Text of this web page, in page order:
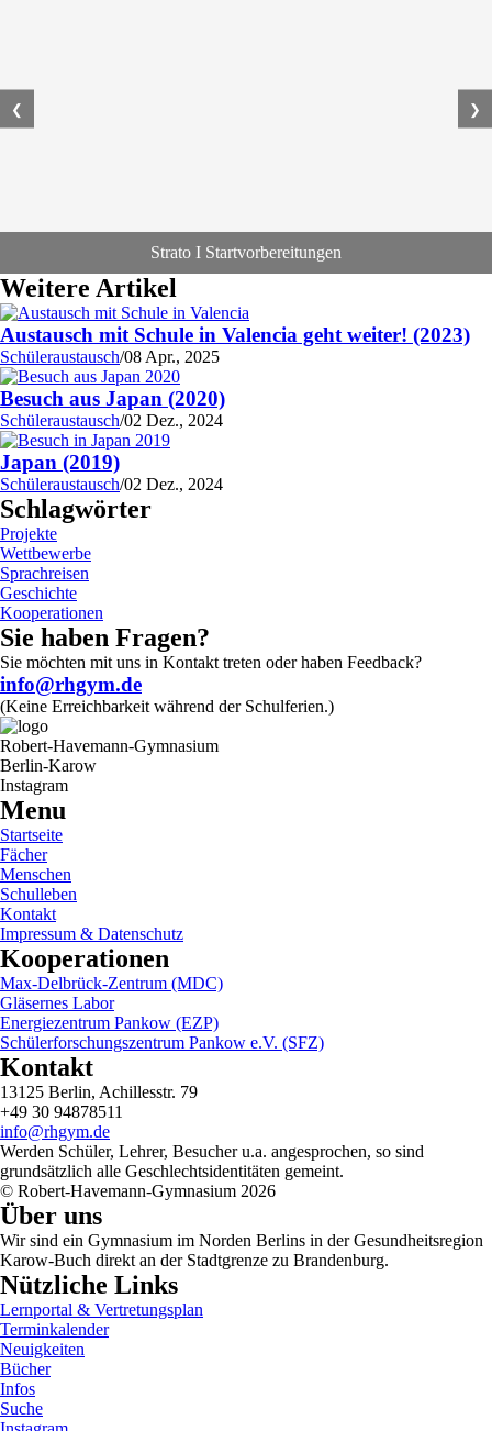
Strato I Startvorbereitungen
❮ ❯
Weitere Artikel
Austausch mit Schule in Valencia geht weiter! (2023)
Schüleraustausch/08 Apr., 2025
Besuch aus Japan (2020)
Schüleraustausch/02 Dez., 2024
Japan (2019)
Schüleraustausch/02 Dez., 2024
Schlagwörter
Projekte
Wettbewerbe
Sprachreisen
Geschichte
Kooperationen
Sie haben Fragen?
Sie möchten mit uns in Kontakt treten oder haben Feedback?
info@rhgym.de
(Keine Erreichbarkeit während der Schulferien.)
Robert-Havemann-Gymnasium
Berlin-Karow
Instagram
Menu
Startseite
Fächer
Menschen
Schulleben
Kontakt
Impressum & Datenschutz
Kooperationen
Max-Delbrück-Zentrum (MDC)
Gläsernes Labor
Energiezentrum Pankow (EZP)
Schülerforschungszentrum Pankow e.V. (SFZ)
Kontakt
13125 Berlin, Achillesstr. 79
+49 30 94878511
info@rhgym.de
Werden Schüler, Lehrer, Besucher u.a. angesprochen, so sind
grundsätzlich alle Geschlechtsidentitäten gemeint.
© Robert-Havemann-Gymnasium 2026
Über uns
Wir sind ein Gymnasium im Norden Berlins in der Gesundheitsregion
Karow-Buch direkt an der Stadtgrenze zu Brandenburg.
Nützliche Links
Lernportal & Vertretungsplan
Terminkalender
Neuigkeiten
Bücher
Infos
Suche